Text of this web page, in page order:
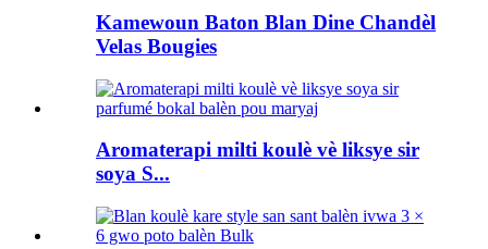
Kamewoun Baton Blan Dine Chandèl
Velas Bougies
Aromaterapi milti koulè vè liksye sir
soya S...